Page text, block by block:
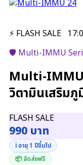
⚡ FLASH SALE 17:
🛡️ Multi-IMMU
Multi-
วิตามินเสริม
FLASH SALE
990 บาท
ℹ️ อายุ 1 ปีขึ้นไป
📦 จัดส่งฟรี